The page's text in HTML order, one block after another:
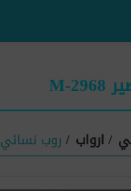
/ارواب /روب نسائي ASA قصير M-2968